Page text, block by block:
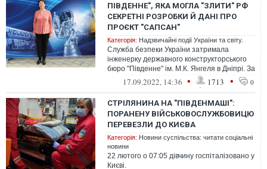
ПІВДЕННЕ", ЯКА МОГЛА "ЗЛИТИ" РФ
СЕКРЕТНІ РОЗРОБКИ Й ДАНІ ПРО
ПРОЄКТ "САПСАН"
Категорія: Надзвичайні події України та світу.
Служба безпеки України затримала
інженерку державного конструкторського
бюро "Південне" ім. М.К. Янгеля в Дніпрі. За
версією слідства, вона могла "зли...
17.09.2022, 14:36 • 1713 • 0
СТРІЛЯНИНА НА "ПІВДЕНМАШІ":
ПОРАНЕНУ ВІЙСЬКОВОСЛУЖБОВИЦЮ
ПЕРЕВЕЗЛИ ДО КИЄВА
Категорія: Новини суспільства: читати соціальні
новини
22 лютого о 07:05 дівчину госпіталізовано у
Києві.